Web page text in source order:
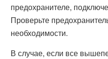
предохранителе,
Проверьте
необходимости.
В случае, если все